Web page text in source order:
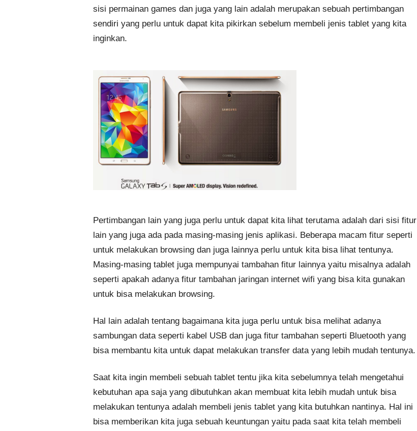
sisi permainan games dan juga yang lain adalah merupakan sebuah pertimbangan
sendiri yang perlu untuk dapat kita pikirkan sebelum membeli jenis tablet yang kita
inginkan.
Pertimbangan lain yang juga perlu untuk dapat kita lihat terutama adalah dari sisi fitur
lain yang juga ada pada masing-masing jenis aplikasi. Beberapa macam fitur seperti
untuk melakukan browsing dan juga lainnya perlu untuk kita bisa lihat tentunya.
Masing-masing tablet juga mempunyai tambahan fitur lainnya yaitu misalnya adalah
seperti apakah adanya fitur tambahan jaringan internet wifi yang bisa kita gunakan
untuk bisa melakukan browsing.
Hal lain adalah tentang bagaimana kita juga perlu untuk bisa melihat adanya
sambungan data seperti kabel USB dan juga fitur tambahan seperti Bluetooth yang
bisa membantu kita untuk dapat melakukan transfer data yang lebih mudah tentunya.
Saat kita ingin membeli sebuah tablet tentu jika kita sebelumnya telah mengetahui
kebutuhan apa saja yang dibutuhkan akan membuat kita lebih mudah untuk bisa
melakukan tentunya adalah membeli jenis tablet yang kita butuhkan nantinya. Hal ini
bisa memberikan kita juga sebuah keuntungan yaitu pada saat kita telah membeli